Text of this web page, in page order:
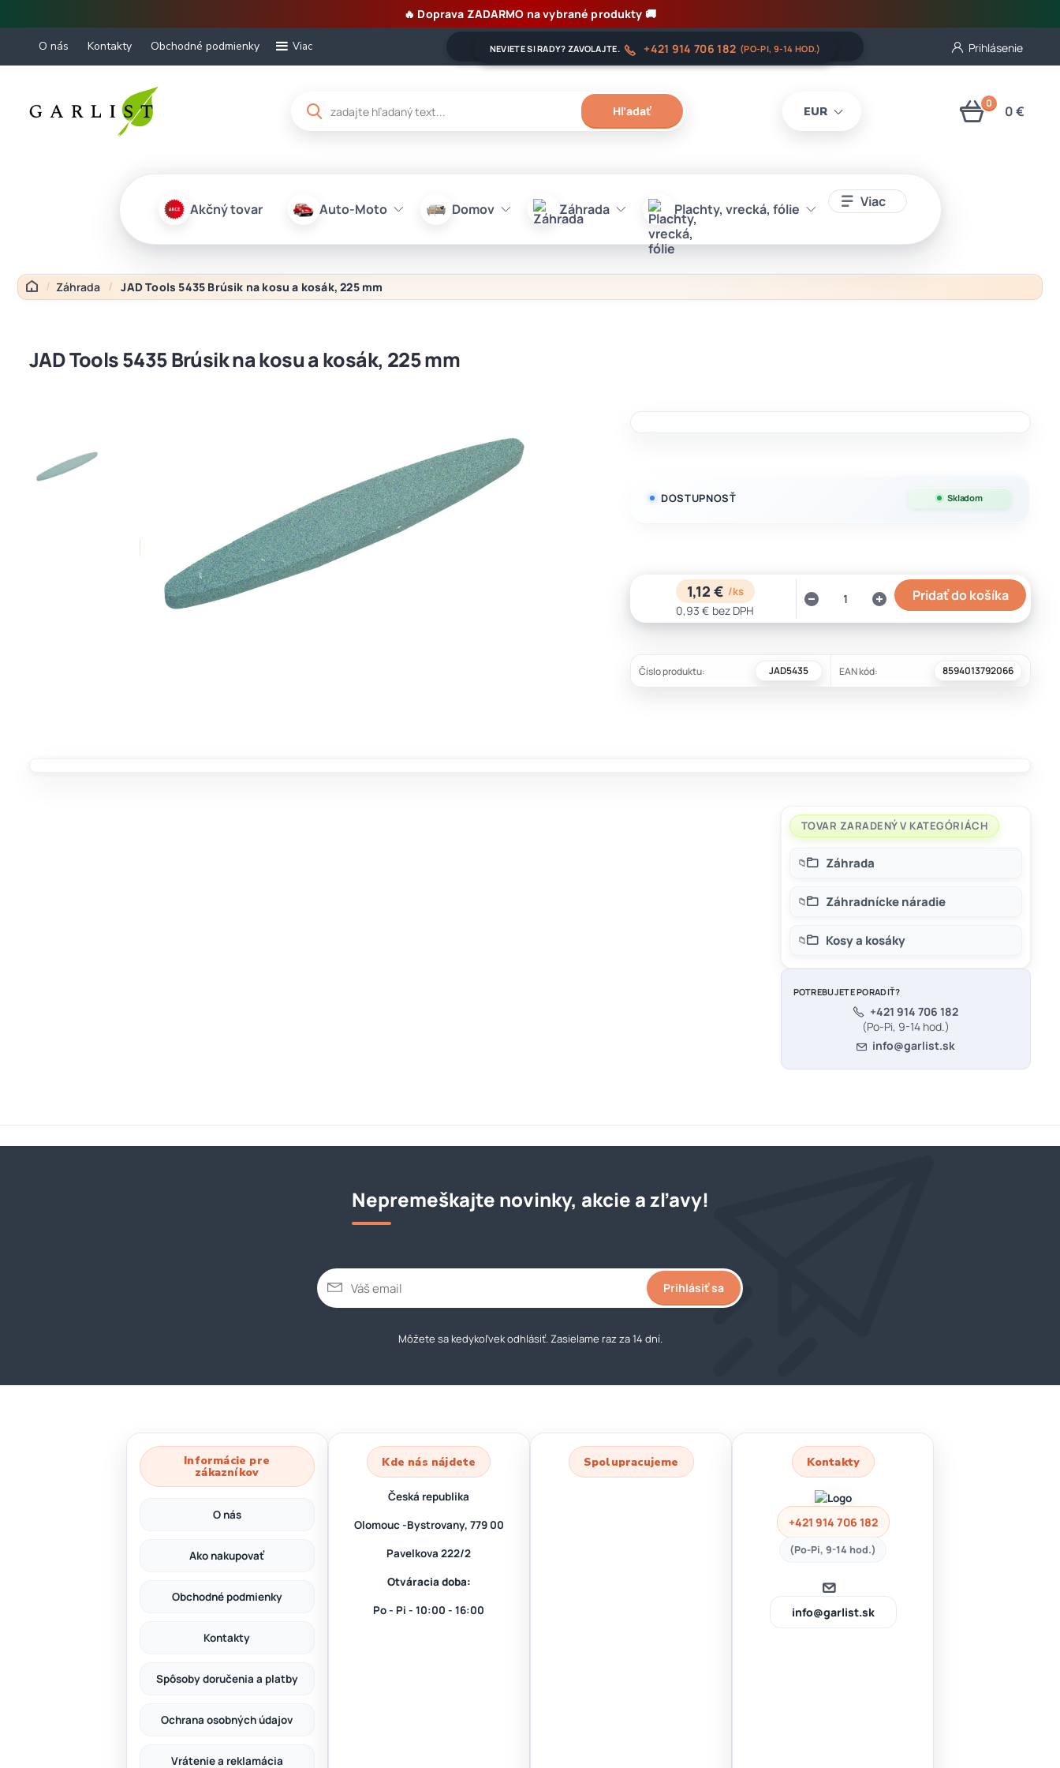
🔥 Doprava ZADARMO na vybrané produkty 🚚
O nás Kontakty Obchodné podmienky Viac
EUR
Prihlásenie
Hľadať
NEVIETE SI RADY? ZAVOLAJTE. +421 914 706 182 (PO-PI, 9-14 HOD.)
0 0 €
Akčný tovar Auto-Moto Domov Záhrada Plachty, vrecká, fólie Viac
Záhrada JAD Tools 5435 Brúsik na kosu a kosák, 225 mm
JAD Tools 5435 Brúsik na kosu a kosák, 225 mm
DOSTUPNOSŤ Skladom
1,12 € /ks
0,93 € bez DPH
Pridať do košíka
Číslo produktu: JAD5435 EAN kód: 8594013792066
TOVAR ZARADENÝ V KATEGÓRIÁCH
Záhrada
Záhradnícke náradie
Kosy a kosáky
POTREBUJETE PORADIŤ?
+421 914 706 182
(Po-Pi, 9-14 hod.)
info@garlist.sk
Nepremeškajte novinky, akcie a zľavy!
Prihlásiť sa
Môžete sa kedykoľvek odhlásiť. Zasielame raz za 14 dní.
Informácie pre
zákazníkov
O nás
Ako nakupovať
Obchodné podmienky
Kontakty
Spôsoby doručenia a platby
Ochrana osobných údajov
Vrátenie a reklamácia
Kde nás nájdete
Česká republika
Olomouc -Bystrovany, 779 00
Pavelkova 222/2
Otváracia doba:
Po - Pi - 10:00 - 16:00
Spolupracujeme Kontakty
+421 914 706 182
(Po-Pi, 9-14 hod.)
info@garlist.sk